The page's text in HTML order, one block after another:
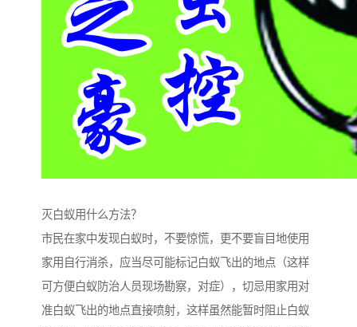
灭白蚁用什么方法？
市民在家中发现白蚁时，不要惊慌，更不要盲目地使用
家用自行消杀，应当尽可能标记白蚁飞出的地点（这样
可方便白蚁防治人员现场勘察，对症），切忌用家用对
准白蚁飞出的地点直接喷射，这样虽然能暂时阻止白蚁